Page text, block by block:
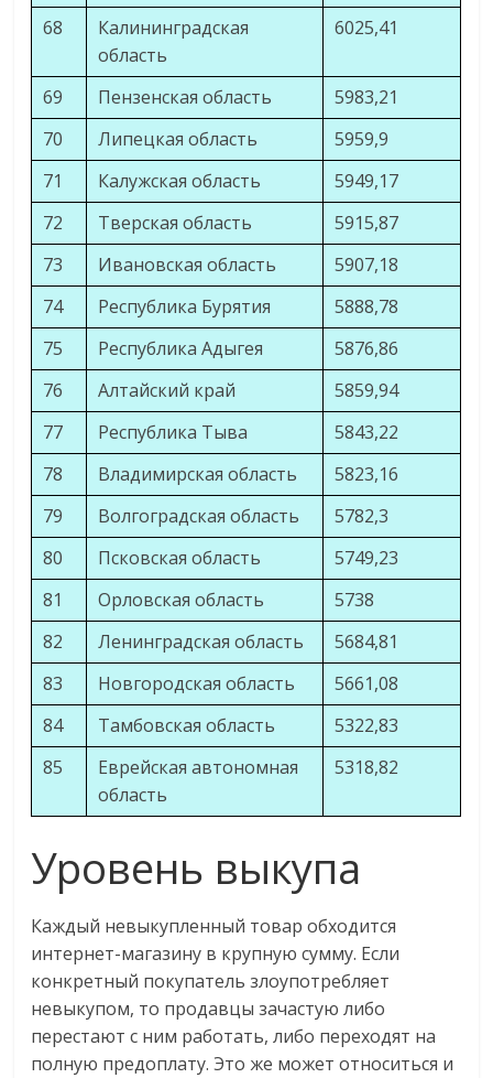
68
Калининградская
область
6025,41
69 Пензенская область
5983,21
70
Липецкая область
5959,9
71
Калужская область
5949,17
72
Тверская область
5915,87
73
Ивановская область
5907,18
74
Республика Бурятия
5888,78
75
Республика Адыгея
5876,86
76
Алтайский край
5859,94
77
Республика Тыва
5843,22
78
Владимирская область
5823,16
79
Волгоградская область
5782,3
80
Псковская область
5749,23
81
Орловская область
5738
82
Ленинградская область
5684,81
83
Новгородская область
5661,08
84
Тамбовская область
5322,83
85
Еврейская автономная
область
5318,82
Уровень выкупа
Каждый невыкупленный товар обходится
интернет-магазину в крупную сумму. Если
конкретный покупатель злоупотребляет
невыкупом, то продавцы зачастую либо
перестают с ним работать, либо переходят на
полную предоплату. Это же может относиться и